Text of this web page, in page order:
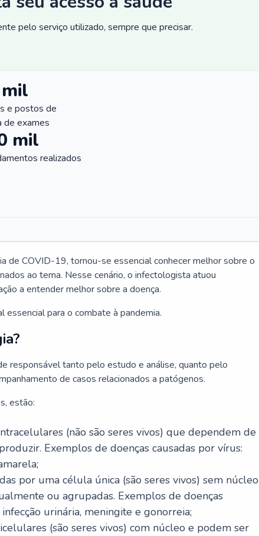
pelo serviço utilizado, sempre que precisar.
e postos de
de exames
mil
realizados
de COVID-19, tornou-se essencial conhecer melhor sobre o
ao tema. Nesse cenário, o infectologista atuou
a entender melhor sobre a doença.
essencial para o combate à pandemia.
responsável tanto pelo estudo e análise, quanto pelo
de casos relacionados a patógenos.
estão:
(não são seres vivos) que dependem de
Exemplos de doenças causadas por vírus:
por uma célula única (são seres vivos) sem núcleo
ou agrupadas. Exemplos de doenças
urinária, meningite e gonorreia;
(são seres vivos) com núcleo e podem ser